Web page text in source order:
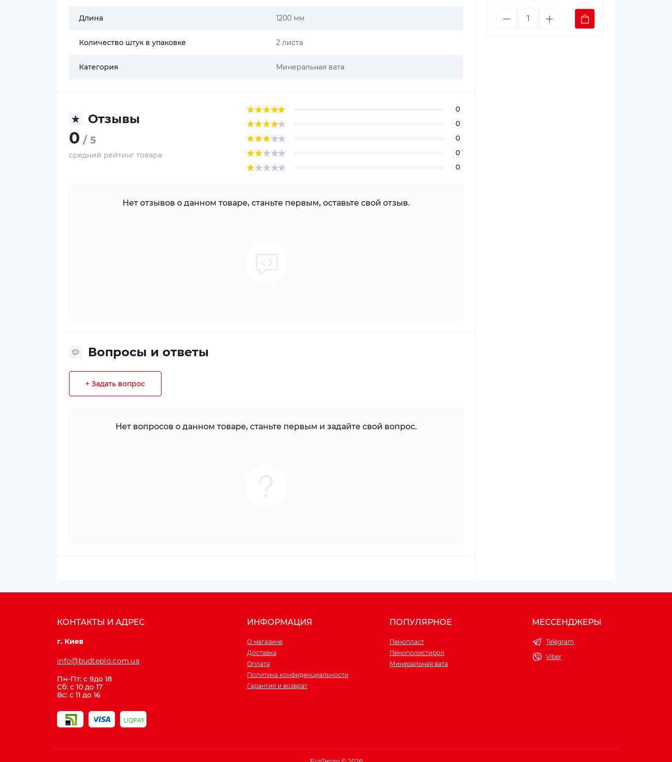
Длина 1200 мм
Количество штук в упаковке 2 листа
Категория Минеральная вата
Отзывы
0 / 5
средний рейтинг товара
0
0
0
0
0
Нет отзывов о данном товаре, станьте первым, оставьте свой отзыв.
Вопросы и ответы
+ Задать вопрос
Нет вопросов о данном товаре, станьте первым и задайте свой вопрос.
КОНТАКТЫ И АДРЕС
г. Киев
info@budteplo.com.ua
Пн-Пт: с 9до 18
Сб: с 10 до 17
Вс: с 11 до 16
ИНФОРМАЦИЯ
О магазине
Доставка
Оплата
Политика конфиденциальности
Гарантия и возврат
ПОПУЛЯРНОЕ
Пенопласт
Пенополистирол
Минеральная вата
МЕССЕНДЖЕРЫ
Telegram
Viber